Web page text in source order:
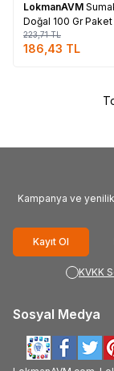
LokmanAVM
Doğal 100 Gr Paket
223,71TL
186,43 TL
Kampanya ve
Kayıt Ol
KVKK
Sosyal Medya